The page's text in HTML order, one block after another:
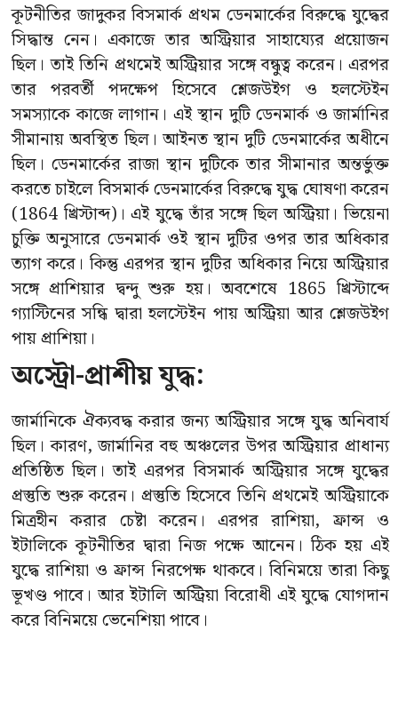
কূটনীতির জাদুকর বিসমার্ক প্রথম ডেনমার্কের বিরুদ্ধে যুদ্ধের
সিদ্ধান্ত নেন। একাজে তার অস্ট্রিয়ার সাহায্যের প্রয়োজন
ছিল। তাই তিনি প্রথমেই অস্ট্রিয়ার সঙ্গে বন্ধুত্ব করেন। এরপর
তার পরবর্তী পদক্ষেপ হিসেবে শ্লেজউইগ ও হলস্টেইন
সমস্যাকে কাজে লাগান। এই স্থান দুটি ডেনমার্ক ও জার্মানির
সীমানায় অবস্থিত ছিল। আইনত স্থান দুটি ডেনমার্কের অধীনে
ছিল। ডেনমার্কের রাজা স্থান দুটিকে তার সীমানার অন্তর্ভুক্ত
করতে চাইলে বিসমার্ক ডেনমার্কের বিরুদ্ধে যুদ্ধ ঘোষণা করেন
(1864 খ্রিস্টাব্দ)। এই যুদ্ধে তাঁর সঙ্গে ছিল অস্ট্রিয়া। ভিয়েনা
চুক্তি অনুসারে ডেনমার্ক ওই স্থান দুটির ওপর তার অধিকার
ত্যাগ করে। কিন্তু এরপর স্থান দুটির অধিকার নিয়ে অস্ট্রিয়ার
সঙ্গে প্রাশিয়ার দ্বন্দু শুরু হয়। অবশেষে 1865 খ্রিস্টাব্দে
গ্যাস্টিনের সন্ধি দ্বারা হলস্টেইন পায় অস্ট্রিয়া আর শ্লেজউইগ
পায় প্রাশিয়া।
অস্ট্রো-প্রাশীয় যুদ্ধ:
জার্মানিকে ঐক্যবদ্ধ করার জন্য অস্ট্রিয়ার সঙ্গে যুদ্ধ অনিবার্য
ছিল। কারণ, জার্মানির বহু অঞ্চলের উপর অস্ট্রিয়ার প্রাধান্য
প্রতিষ্ঠিত ছিল। তাই এরপর বিসমার্ক অস্ট্রিয়ার সঙ্গে যুদ্ধের
প্রস্তুতি শুরু করেন। প্রস্তুতি হিসেবে তিনি প্রথমেই অস্ট্রিয়াকে
মিত্রহীন করার চেষ্টা করেন। এরপর রাশিয়া, ফ্রান্স ও
ইটালিকে কূটনীতির দ্বারা নিজ পক্ষে আনেন। ঠিক হয় এই
যুদ্ধে রাশিয়া ও ফ্রান্স নিরপেক্ষ থাকবে। বিনিময়ে তারা কিছু
ভূখণ্ড পাবে। আর ইটালি অস্ট্রিয়া বিরোধী এই যুদ্ধে যোগদান
করে বিনিময়ে ভেনেশিয়া পাবে।